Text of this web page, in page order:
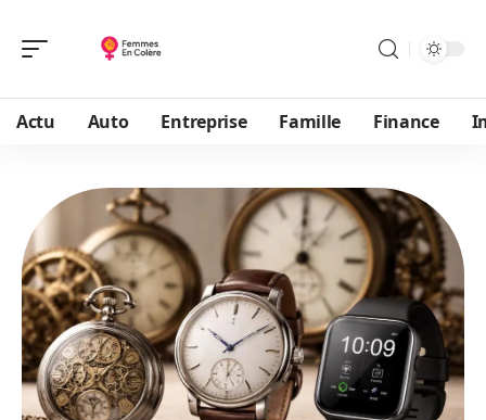
Actu Auto Entreprise Famille Finance